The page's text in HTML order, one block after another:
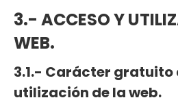
3.- ACCESO Y
WEB.
3.1.- Carácter gratuito
utilización de la web.